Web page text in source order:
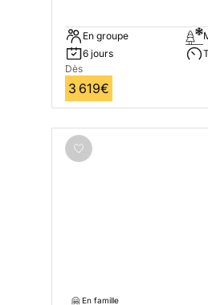
En groupe
6 jours
Dès
3 619€
🤗 En famille